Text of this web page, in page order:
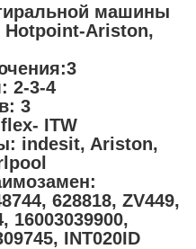
машины
Ariston,
2-3-4
3
ITW
indesit, Ariston,
628818, ZV449,
16003039900,
INT020ID